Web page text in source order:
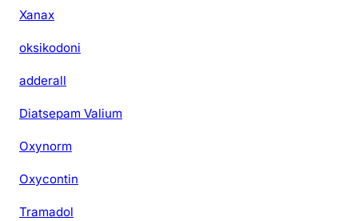
Xanax
oksikodoni
adderall
Diatsepam Valium
Oxynorm
Oxycontin
Tramadol